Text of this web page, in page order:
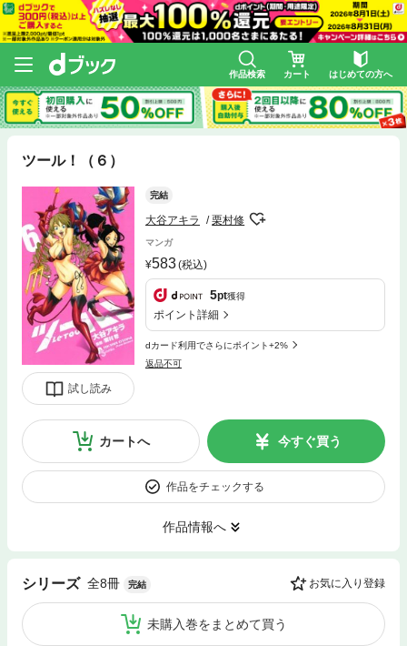
作品検索 カート はじめての方へ
ツール！（６）
試し読み
完結
大谷アキラ 栗村修
マンガ
583(税込)
5pt獲得
ポイント詳細
dカード利用でさらにポイント+2%
返品不可
カートへ 今すぐ買う
作品をチェックする
作品情報へ
シリーズ 全8冊 完結 お気に入り登録
未購入巻をまとめて買う